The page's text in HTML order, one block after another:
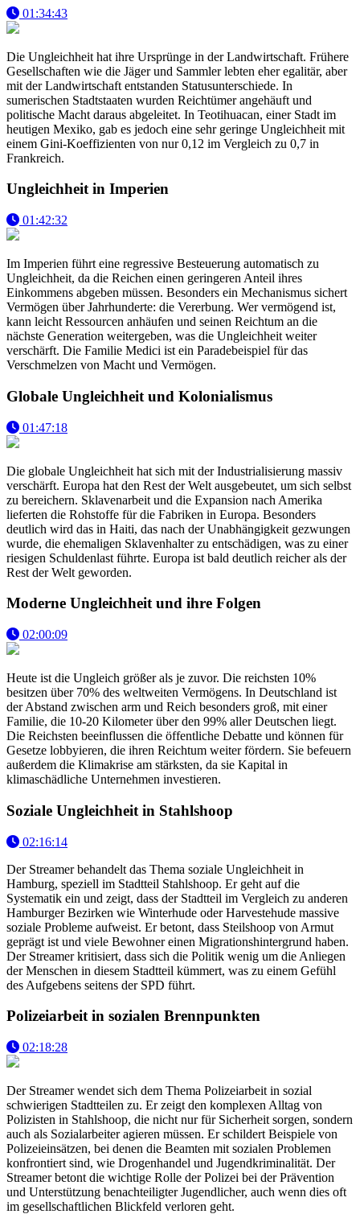
01:34:43
Die Ungleichheit hat ihre Ursprünge in der Landwirtschaft. Frühere
Gesellschaften wie die Jäger und Sammler lebten eher egalitär, aber
mit der Landwirtschaft entstanden Statusunterschiede. In
sumerischen Stadtstaaten wurden Reichtümer angehäuft und
politische Macht daraus abgeleitet. In Teotihuacan, einer Stadt im
heutigen Mexiko, gab es jedoch eine sehr geringe Ungleichheit mit
einem Gini-Koeffizienten von nur 0,12 im Vergleich zu 0,7 in
Frankreich.
Ungleichheit in Imperien
01:42:32
Im Imperien führt eine regressive Besteuerung automatisch zu
Ungleichheit, da die Reichen einen geringeren Anteil ihres
Einkommens abgeben müssen. Besonders ein Mechanismus sichert
Vermögen über Jahrhunderte: die Vererbung. Wer vermögend ist,
kann leicht Ressourcen anhäufen und seinen Reichtum an die
nächste Generation weitergeben, was die Ungleichheit weiter
verschärft. Die Familie Medici ist ein Paradebeispiel für das
Verschmelzen von Macht und Vermögen.
Globale Ungleichheit und Kolonialismus
01:47:18
Die globale Ungleichheit hat sich mit der Industrialisierung massiv
verschärft. Europa hat den Rest der Welt ausgebeutet, um sich selbst
zu bereichern. Sklavenarbeit und die Expansion nach Amerika
lieferten die Rohstoffe für die Fabriken in Europa. Besonders
deutlich wird das in Haiti, das nach der Unabhängigkeit gezwungen
wurde, die ehemaligen Sklavenhalter zu entschädigen, was zu einer
riesigen Schuldenlast führte. Europa ist bald deutlich reicher als der
Rest der Welt geworden.
Moderne Ungleichheit und ihre Folgen
02:00:09
Heute ist die Ungleich größer als je zuvor. Die reichsten 10%
besitzen über 70% des weltweiten Vermögens. In Deutschland ist
der Abstand zwischen arm und Reich besonders groß, mit einer
Familie, die 10-20 Kilometer über den 99% aller Deutschen liegt.
Die Reichsten beeinflussen die öffentliche Debatte und können für
Gesetze lobbyieren, die ihren Reichtum weiter fördern. Sie befeuern
außerdem die Klimakrise am stärksten, da sie Kapital in
klimaschädliche Unternehmen investieren.
Soziale Ungleichheit in Stahlshoop
02:16:14
Der Streamer behandelt das Thema soziale Ungleichheit in
Hamburg, speziell im Stadtteil Stahlshoop. Er geht auf die
Systematik ein und zeigt, dass der Stadtteil im Vergleich zu anderen
Hamburger Bezirken wie Winterhude oder Harvestehude massive
soziale Probleme aufweist. Er betont, dass Steilshoop von Armut
geprägt ist und viele Bewohner einen Migrationshintergrund haben.
Der Streamer kritisiert, dass sich die Politik wenig um die Anliegen
der Menschen in diesem Stadtteil kümmert, was zu einem Gefühl
des Aufgebens seitens der SPD führt.
Polizeiarbeit in sozialen Brennpunkten
02:18:28
Der Streamer wendet sich dem Thema Polizeiarbeit in sozial
schwierigen Stadtteilen zu. Er zeigt den komplexen Alltag von
Polizisten in Stahlshoop, die nicht nur für Sicherheit sorgen, sondern
auch als Sozialarbeiter agieren müssen. Er schildert Beispiele von
Polizeieinsätzen, bei denen die Beamten mit sozialen Problemen
konfrontiert sind, wie Drogenhandel und Jugendkriminalität. Der
Streamer betont die wichtige Rolle der Polizei bei der Prävention
und Unterstützung benachteiligter Jugendlicher, auch wenn dies oft
im gesellschaftlichen Blickfeld verloren geht.